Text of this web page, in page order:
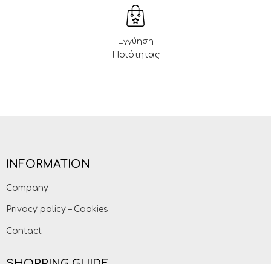
Εγγύηση
Ποιότητας
INFORMATION
Company
Privacy policy – Cookies
Contact